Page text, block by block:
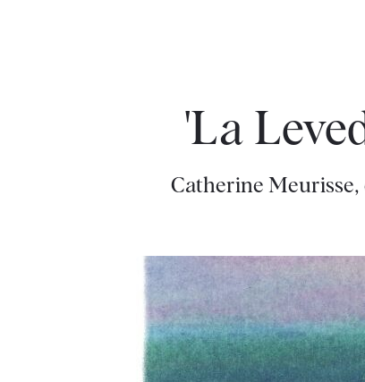
'La
Catherine Meurisse,